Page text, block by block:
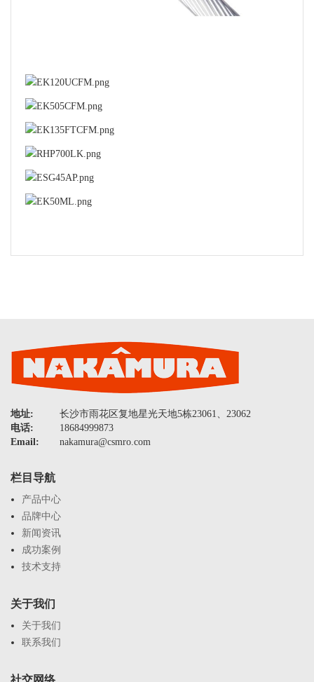
地址:
长沙市雨花区复地星光天地5栋23061、23062
电话:
18684999873
Email:
nakamura@csmro.com
栏目导航
产品中心
品牌中心
新闻资讯
成功案例
技术支持
关于我们
关于我们
联系我们
社交网络